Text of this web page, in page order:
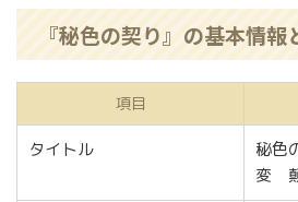
『秘色の契り』の基本情報
項目
タイトル
秘色
変